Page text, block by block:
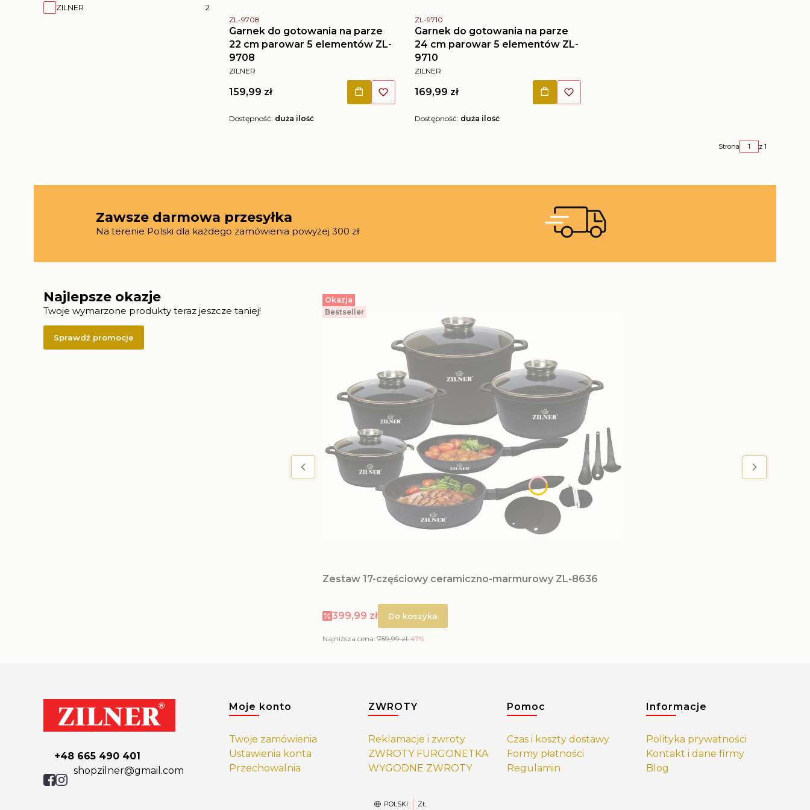
Marka
ZILNER 2
Kod produktu
ZL-9708
Garnek do gotowania na parze
22 cm parowar 5 elementów ZL-
9708
PRODUCENT
ZILNER
Cena
159,99 zł
Dostępność: duża ilość
Kod produktu
ZL-9710
Garnek do gotowania na parze
24 cm parowar 5 elementów ZL-
9710
PRODUCENT
ZILNER
Cena
169,99 zł
Dostępność: duża ilość
Strona z 1
Zawsze darmowa przesyłka
Na terenie Polski dla każdego zamówienia powyżej 300 zł
Najlepsze okazje
Twoje wymarzone produkty teraz jeszcze taniej!
Sprawdź promocje
Okazja
Bestseller
Zestaw 17-częściowy ceramiczno-marmurowy ZL-8636
Cena promocyjna
399,99 zł Do koszyka
Najniższa cena: 759,99 zł-47%
+48 665 490 401
shopzilner@gmail.com
Linki w stopce
Moje konto
Twoje zamówienia
Ustawienia konta
Przechowalnia
ZWROTY
Reklamacje i zwroty
ZWROTY FURGONETKA
WYGODNE ZWROTY
Pomoc
Czas i koszty dostawy
Formy płatności
Regulamin
Informacje
Polityka prywatności
Kontakt i dane firmy
Blog
POLSKI ZŁ